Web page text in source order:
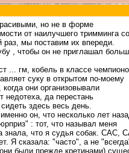
но не в форме
от наилучшего тримминга
мы поставим их впереди.
, чтобы он не приглашал
... гм, кобель в классе
суку в открытом по-моему
они организовывали
недотеха, да перестань
здесь весь день.
он, что несколько лет
: тот, что называл меня
что я судья собак. CAC,
Я сказала: "часто", а не
были прежде кретинами)